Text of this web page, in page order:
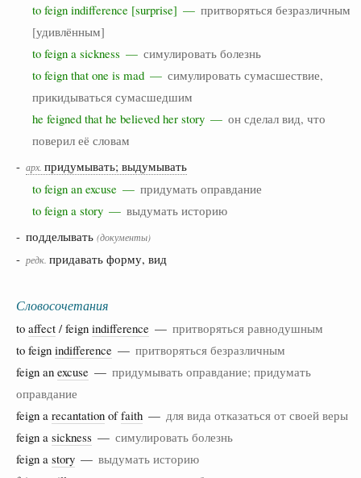
to feign indifference [surprise] — притворяться безразличным
[удивлённым]
to feign a sickness — симулировать болезнь
to feign that one is mad — симулировать сумасшествие,
прикидываться сумасшедшим
he feigned that he believed her story — он сделал вид, что
поверил её словам
- арх. придумывать; выдумывать
to feign an excuse — придумать оправдание
to feign a story — выдумать историю
- подделывать (документы)
- редк. придавать форму, вид
Словосочетания
to affect / feign indifference — притворяться равнодушным
to feign indifference — притворяться безразличным
feign an excuse — придумывать оправдание; придумать
оправдание
feign a recantation offaith — для вида отказаться от своей веры
feign a sickness — симулировать болезнь
feign a story — выдумать историю